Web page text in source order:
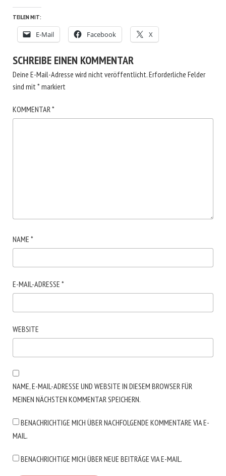
TEILEN MIT:
E-Mail Facebook X
SCHREIBE EINEN KOMMENTAR
Deine E-Mail-Adresse wird nicht veröffentlicht.Erforderliche Felder
sind mit*markiert
KOMMENTAR*
NAME *
E-MAIL-ADRESSE *
WEBSITE
NAME, E-MAIL-ADRESSE UND WEBSITE IN DIESEM BROWSER FÜR
MEINEN NÄCHSTEN KOMMENTAR SPEICHERN.
BENACHRICHTIGE MICH ÜBER NACHFOLGENDE KOMMENTARE VIA E-
MAIL.
BENACHRICHTIGE MICH ÜBER NEUE BEITRÄGE VIA E-MAIL.